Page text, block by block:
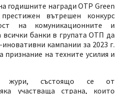
годишните награди OTP Green
вътрешен конкурс
на комуникационните и
всички банки в групата ОТП да
кампании за 2023 г.
признание на техните усилия и
жури, състоящо се от
участваща страна, които